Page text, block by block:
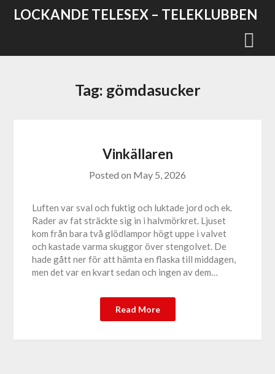
SkipLOCKANDE TELESEX – TELEKLUBBEN
Tag: gömdasucker
Vinkällaren
Posted on May 5, 2026
Luften var sval och fuktig och luktade jord och ek.
Rader av fat sträckte sig in i halvmörkret. Ljuset
kom från bara två glödlampor högt uppe i valvet
och kastade varma skuggor över stengolvet. De
hade gått ner för att hämta en flaska till middagen,
men det var en kvart sedan och ingen av dem…
Read More